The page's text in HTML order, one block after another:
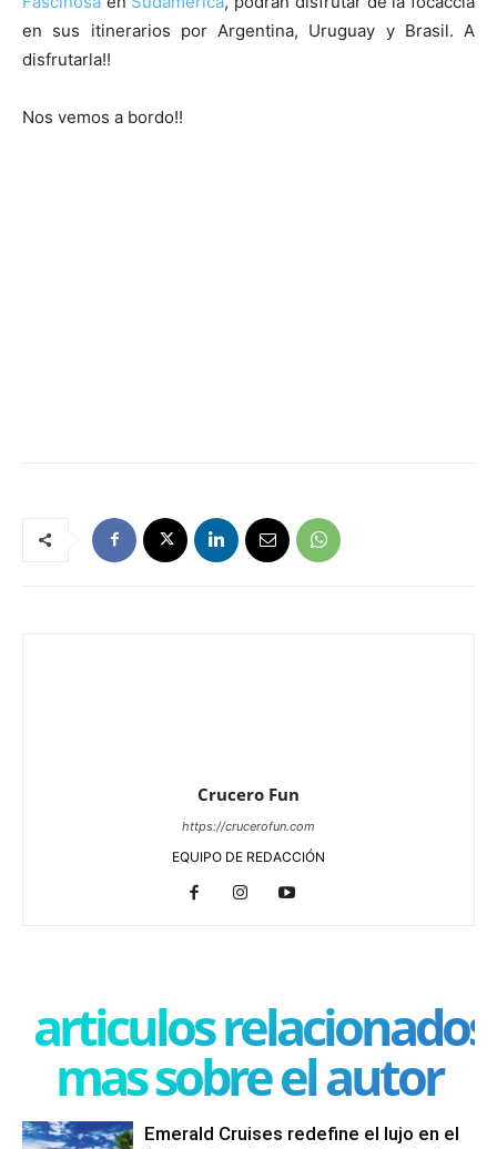
en sus itinerarios por Argentina, Uruguay y Brasil. A
disfrutarla!!
Nos vemos a bordo!!
Crucero Fun
https://crucerofun.com
EQUIPO DE REDACCIÓN
articulos relacionados
mas sobre el autor
Emerald Cruises redefine el lujo en el